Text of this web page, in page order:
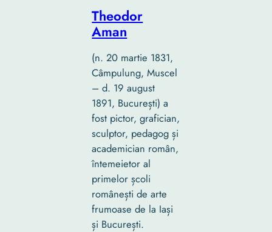
Theodor
Aman
(n. 20 martie 1831,
Câmpulung, Muscel
– d. 19 august
1891, București) a
fost pictor, grafician,
sculptor, pedagog și
academician român,
întemeietor al
primelor școli
românești de arte
frumoase de la Iași
și București.